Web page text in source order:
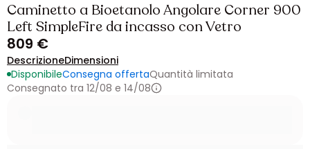
Caminetto a Bioetanolo Angolare Corner 900
Left SimpleFire da incasso con Vetro
809 €
DescrizioneDimensioni
DisponibileConsegna offertaQuantità limitata
Consegnato tra 12/08 e 14/08